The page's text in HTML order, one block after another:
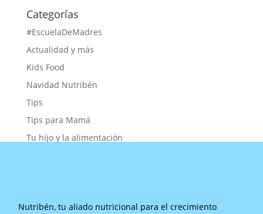
Categorías
#EscuelaDeMadres
Actualidad y más
Kids Food
Navidad Nutribén
Tips
Tips para Mamá
Tu hijo y la alimentación
Nutribén, tu aliado nutricional para el crecimiento